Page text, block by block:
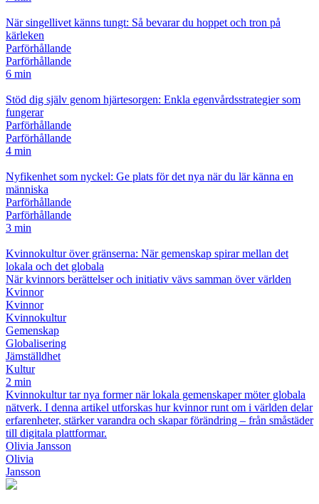
När singellivet känns tungt: Så bevarar du hoppet och tron på
kärleken
Parförhållande
Parförhållande
6 min
Stöd dig själv genom hjärtesorgen: Enkla egenvårdsstrategier som
fungerar
Parförhållande
Parförhållande
4 min
Nyfikenhet som nyckel: Ge plats för det nya när du lär känna en
människa
Parförhållande
Parförhållande
3 min
Kvinnokultur över gränserna: När gemenskap spirar mellan det
lokala och det globala
När kvinnors berättelser och initiativ vävs samman över världen
Kvinnor
Kvinnor
Kvinnokultur
Gemenskap
Globalisering
Jämställdhet
Kultur
2 min
Kvinnokultur tar nya former när lokala gemenskaper möter globala
nätverk. I denna artikel utforskas hur kvinnor runt om i världen delar
erfarenheter, stärker varandra och skapar förändring – från småstäder
till digitala plattformar.
Olivia Jansson
Olivia
Jansson